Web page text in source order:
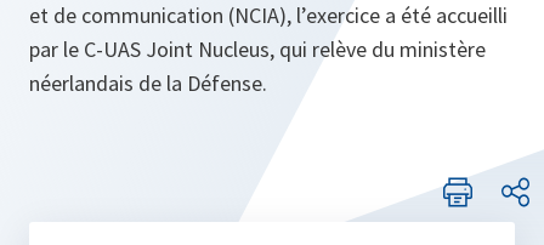
et de communication (NCIA), l’exercice a été accueilli
par le C-UAS Joint Nucleus, qui relève du ministère
néerlandais de la Défense.